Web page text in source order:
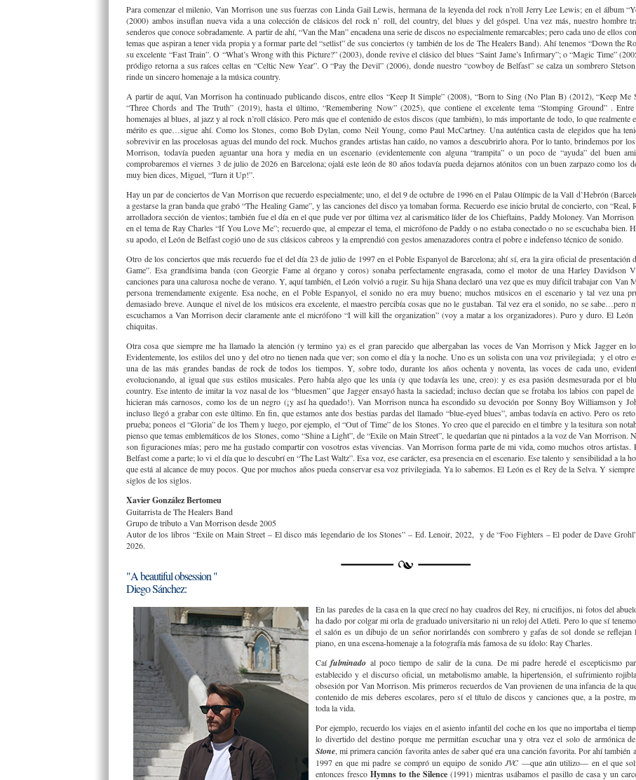
Para comenzar el milenio, Van Morrison une sus fuerzas con Linda Gail Lewis, hermana de la leyenda del rock n’roll Jerry Lee Lewis; en el álbum
(2000) ambos insuflan nueva vida a una colección de clásicos del rock n’ roll, del country, del blues y del góspel. Una vez más, nuestro hombre
senderos que conoce sobradamente. A partir de ahí, “Van the Man” encadena una serie de discos no especialmente remarcables; pero cada uno de ellos
temas que aspiran a tener vida propia y a formar parte del “setlist” de sus conciertos (y también de los de The Healers Band). Ahí tenemos “Down the
su excelente “Fast Train”. O “What’s Wrong with this Picture?” (2003), donde revive el clásico del blues “Saint Jame’s Infirmary”; o “Magic Time”
pródigo retorna a sus raíces celtas en “Celtic New Year”. O “Pay the Devil” (2006), donde nuestro “cowboy de Belfast” se calza un sombrero
rinde un sincero homenaje a la música country.
A partir de aquí, Van Morrison ha continuado publicando discos, entre ellos “Keep It Simple” (2008), “Born to Sing (No Plan B) (2012), “Keep Me
“Three Chords and The Truth” (2019), hasta el último, “Remembering Now” (2025), que contiene el excelente tema “Stomping Ground” .
homenajes al blues, al jazz y al rock n’roll clásico. Pero más que el contenido de estos discos (que también), lo más importante de todo, lo que realmente
mérito es que…sigue ahí. Como los Stones, como Bob Dylan, como Neil Young, como Paul McCartney. Una auténtica casta de elegidos que ha
sobrevivir en las procelosas aguas del mundo del rock. Muchos grandes artistas han caído, no vamos a descubrirlo ahora. Por lo tanto, brindemos por
Morrison, todavía pueden aguantar una hora y media en un escenario (evidentemente con alguna “trampita” o un poco de “ayuda” del buen
comprobaremos el viernes 3 de julio de 2026 en Barcelona; ojalá este león de 80 años todavía pueda dejarnos atónitos con un buen zarpazo como los
muy bien dices, Miguel, “Turn it Up!”.
Hay un par de conciertos de Van Morrison que recuerdo especialmente; uno, el del 9 de octubre de 1996 en el Palau Olímpic de la Vall d’Hebrón
a gestarse la gran banda que grabó “The Healing Game”, y las canciones del disco ya tomaban forma. Recuerdo ese inicio brutal de concierto, con “Real,
arrolladora sección de vientos; también fue el día en el que pude ver por última vez al carismático líder de los Chieftains, Paddy Moloney. Van
en el tema de Ray Charles “If You Love Me”; recuerdo que, al empezar el tema, el micrófono de Paddy o no estaba conectado o no se escuchaba bien.
su apodo, el León de Belfast cogió uno de sus clásicos cabreos y la emprendió con gestos amenazadores contra el pobre e indefenso técnico de sonido.
Otro de los conciertos que más recuerdo fue el del día 23 de julio de 1997 en el Poble Espanyol de Barcelona; ahí sí, era la gira oficial de presentación
Game”. Esa grandísima banda (con Georgie Fame al órgano y coros) sonaba perfectamente engrasada, como el motor de una Harley Davidson
canciones para una calurosa noche de verano. Y, aquí también, el León volvió a rugir. Su hija Shana declaró una vez que es muy difícil trabajar con Van
persona tremendamente exigente. Esa noche, en el Poble Espanyol, el sonido no era muy bueno; muchos músicos en el escenario y tal vez una
demasiado breve. Aunque el nivel de los músicos era excelente, el maestro percibía cosas que no le gustaban. Tal vez era el sonido, no se sabe…pero
escuchamos a Van Morrison decir claramente ante el micrófono “I will kill the organization” (voy a matar a los organizadores). Puro y duro. El León
chiquitas.
Otra cosa que siempre me ha llamado la atención (y termino ya) es el gran parecido que albergaban las voces de Van Morrison y Mick Jagger en
Evidentemente, los estilos del uno y del otro no tienen nada que ver; son como el día y la noche. Uno es un solista con una voz privilegiada; y el otro
una de las más grandes bandas de rock de todos los tiempos. Y, sobre todo, durante los años ochenta y noventa, las voces de cada uno,
evolucionando, al igual que sus estilos musicales. Pero había algo que les unía (y que todavía les une, creo): y es esa pasión desmesurada por el
country. Ese intento de imitar la voz nasal de los “bluesmen” que Jagger ensayó hasta la saciedad; incluso decían que se frotaba los labios con papel
hicieran más carnosos, como los de un negro (¡y así ha quedado!). Van Morrison nunca ha escondido su devoción por Sonny Boy Williamson y
incluso llegó a grabar con este último. En fin, que estamos ante dos bestias pardas del llamado “blue-eyed blues”, ambas todavía en activo. Pero os
prueba; poneos el “Gloria” de los Them y luego, por ejemplo, el “Out of Time” de los Stones. Yo creo que el parecido en el timbre y la tesitura son
pienso que temas emblemáticos de los Stones, como “Shine a Light”, de “Exile on Main Street”, le quedarían que ni pintados a la voz de Van Morrison.
son figuraciones mías; pero me ha gustado compartir con vosotros estas vivencias. Van Morrison forma parte de mi vida, como muchos otros artistas.
Belfast come a parte; lo vi el día que lo descubrí en “The Last Waltz”. Esa voz, ese carácter, esa presencia en el escenario. Ese talento y sensibilidad a la
que está al alcance de muy pocos. Que por muchos años pueda conservar esa voz privilegiada. Ya lo sabemos. El León es el Rey de la Selva. Y
siglos de los siglos.
Xavier González Bertomeu
Guitarrista de The Healers Band
Grupo de tributo a Van Morrison desde 2005
Autor de los libros “Exile on Main Street – El disco más legendario de los Stones” – Ed. Lenoir, 2022, y de “Foo Fighters – El poder de Dave
2026.
"A beautiful obsession "
Diego Sánchez:
En las paredes de la casa en la que crecí no hay cuadros del Rey, ni crucifijos, ni fotos del
ha dado por colgar mi orla de graduado universitario ni un reloj del Atleti. Pero lo que sí
el salón es un dibujo de un señor norirlandés con sombrero y gafas de sol donde se reflejan
piano, en una escena-homenaje a la fotografía más famosa de su ídolo: Ray Charles.
Caífulminado al poco tiempo de salir de la cuna. De mi padre heredé el escepticismo
establecido y el discurso oficial, un metabolismo amable, la hipertensión, el sufrimiento
obsesión por Van Morrison. Mis primeros recuerdos de Van provienen de una infancia de la
contenido de mis deberes escolares, pero sí el título de discos y canciones que, a la postre,
toda la vida.
Por ejemplo, recuerdo los viajes en el asiento infantil del coche en los que no importaba el
lo divertido del destino porque me permitían escuchar una y otra vez el solo de armónica de
Stone, mi primera canción favorita antes de saber qué era una canción favorita. Por ahí también
1997 en que mi padre se compró un equipo de sonidoJVC—que aún utilizo— en el que
entonces frescoHymns to the Silence(1991) mientras usábamos el pasillo de casa y un